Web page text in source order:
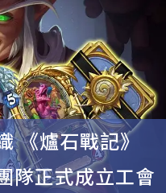
《爐石戰記》
隊正式成立工會